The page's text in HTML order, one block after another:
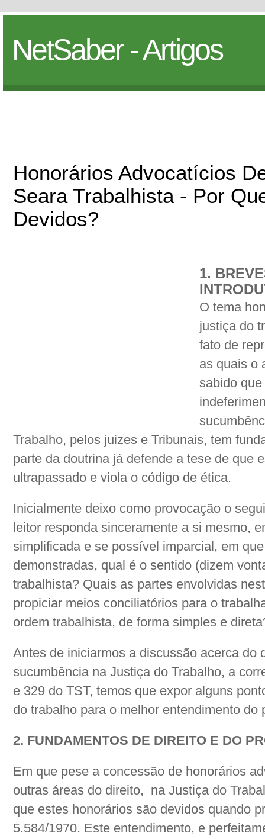
NetSaber - Artigos
Honorários Advocatícios
Seara Trabalhista - Por
Devidos?
1.
O tema
justiça do
fato de
as quais o
sabido
Trabalho, pelos juizes e Tribunais, tem
parte da doutrina já defende a tese de que
ultrapassado e viola o código de ética.
Inicialmente deixo como provocação o
leitor responda sinceramente a si mesmo,
simplificada e se possível imparcial, em
demonstradas, qual é o sentido (dizem
trabalhista? Quais as partes envolvidas
propiciar meios conciliatórios para o
ordem trabalhista, de forma simples e
Antes de iniciarmos a discussão acerca do
sucumbência na Justiça do Trabalho, a
e 329 do TST, temos que expor alguns
do trabalho para o melhor entendimento do
2. FUNDAMENTOS DE DIREITO E DO
Em que pese a concessão de honorários
outras áreas do direito, na Justiça do
que estes honorários são devidos quando
5.584/1970. Este entendimento, e